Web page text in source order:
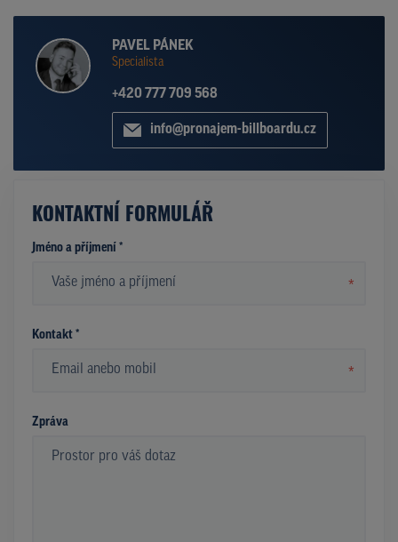
PAVEL PÁNEK
Specialista
+420 777 709 568
info@pronajem-billboardu.cz
KONTAKTNÍ FORMULÁŘ
Jméno a příjmení *
*
Kontakt *
*
Zpráva